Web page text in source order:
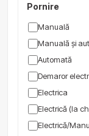
Pornire
Manuală
Manuală şi
Automată
Demaror
Electrica
Electrică (la
Electrică/